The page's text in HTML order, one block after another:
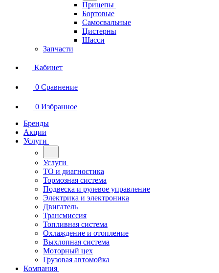
Прицепы
Бортовые
Самосвальные
Цистерны
Шасси
Запчасти
Кабинет
0 Сравнение
0 Избранное
Бренды
Акции
Услуги
Услуги
ТО и диагностика
Тормозная система
Подвеска и рулевое управление
Электрика и электроника
Двигатель
Трансмиссия
Топливная система
Охлаждение и отопление
Выхлопная система
Моторный цех
Грузовая автомойка
Компания